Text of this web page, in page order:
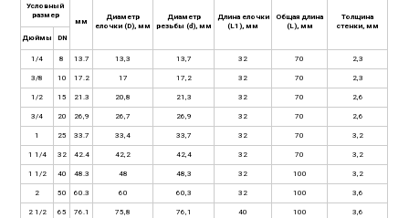
Условный
размер
мм
Диаметр
елочки (D), мм
Диаметр
резьбы (d), мм
Длина елочки
(L1), мм
Общая длина
(L), мм
Толщина
стенки, мм
Дюймы
DN
1/4 8 13.7 13,3 13,7 32 70 2,3
3/8 10 17.2 17 17,2 32 70 2,3
1/2 15 21.3 20,8 21,3 32 70 2,6
3/4 20 26,9 26,7 26,9 32 70 2,6
1 25 33.7 33,4 33,7 32 70 3,2
1 1/4 32 42.4 42,2 42,4 32 70 3,2
1 1/2 40 48.3 48 48,3 32 100 3,2
2 50 60.3 60 60,3 32 100 3,6
2 1/2 65 76.1 75,8 76,1 40 100 3,6